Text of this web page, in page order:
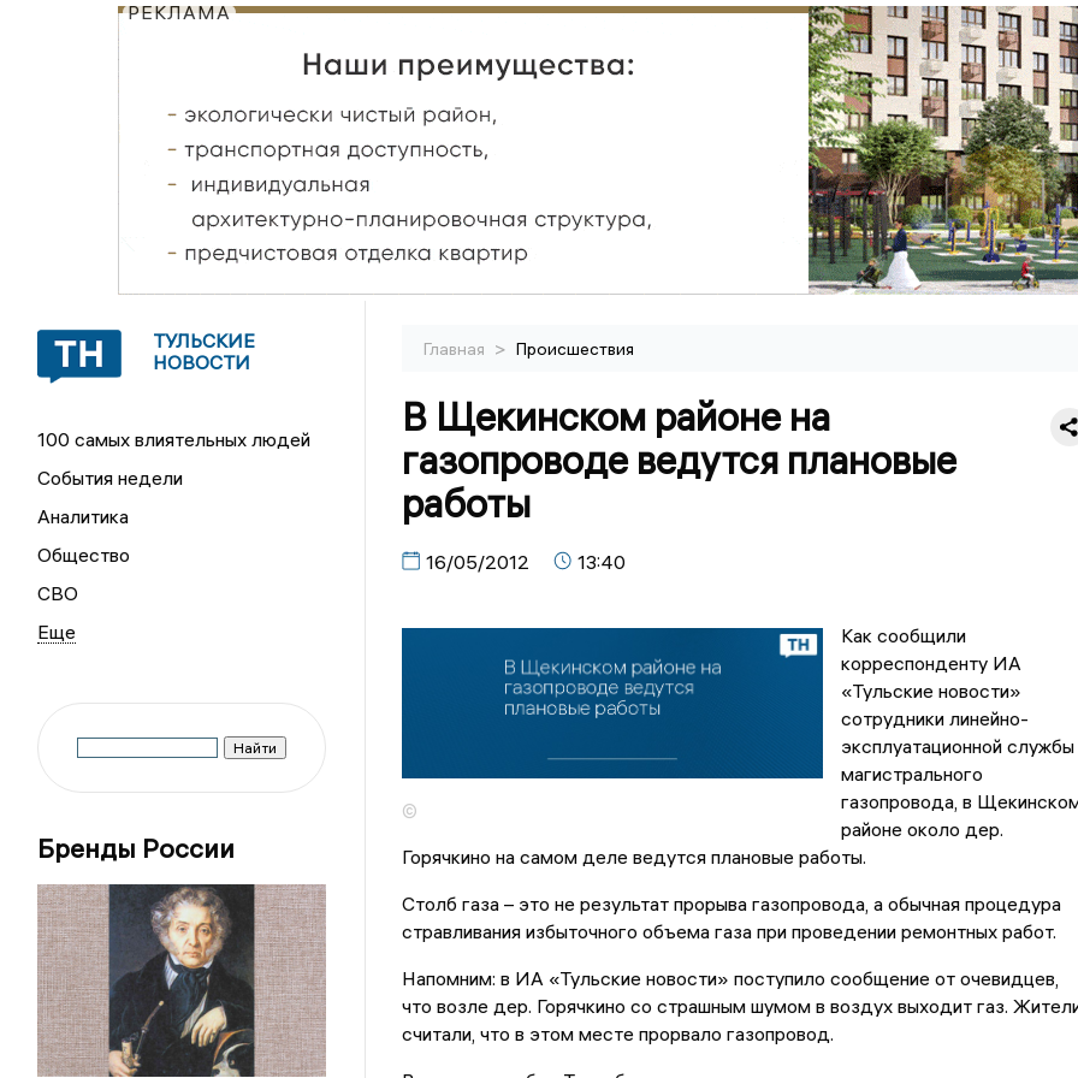
РЕКЛАМА
ТУЛЬСКИЕ
НОВОСТИ
100 самых влиятельных людей
События недели
Аналитика
Общество
СВО
Бренды России
Главная > Происшествия
В Щекинском районе на
газопроводе ведутся плановые
работы
16/05/2012 13:40
©
Как сообщили
корреспонденту ИА
«Тульские новости»
сотрудники линейно-
эксплуатационной службы
магистрального
газопровода, в
районе около дер.
Горячкино на самом деле ведутся плановые работы.
Столб газа – это не результат прорыва газопровода, а обычная процедура
стравливания избыточного объема газа при проведении ремонтных работ.
Напомним: в ИА «Тульские новости» поступило сообщение от очевидцев,
что возле дер. Горячкино со страшным шумом в воздух выходит газ.
считали, что в этом месте прорвало газопровод.